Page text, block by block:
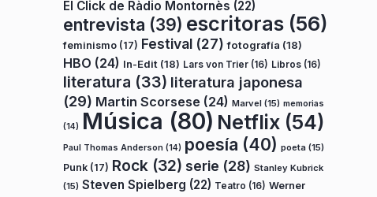
El Click de Ràdio Montornès (22)
entrevista (39) escritoras (56)
feminismo (17) Festival (27) fotografía (18)
HBO (24) In-Edit (18) Lars von Trier (16) Libros (16)
literatura (33) literatura japonesa
(29) Martin Scorsese (24) Marvel (15) memorias
(14) Música (80) Netflix (54)
Paul Thomas Anderson (14) poesía (40) poeta (15)
Punk (17) Rock (32) serie (28) Stanley Kubrick
(15) Steven Spielberg (22) Teatro (16) Werner